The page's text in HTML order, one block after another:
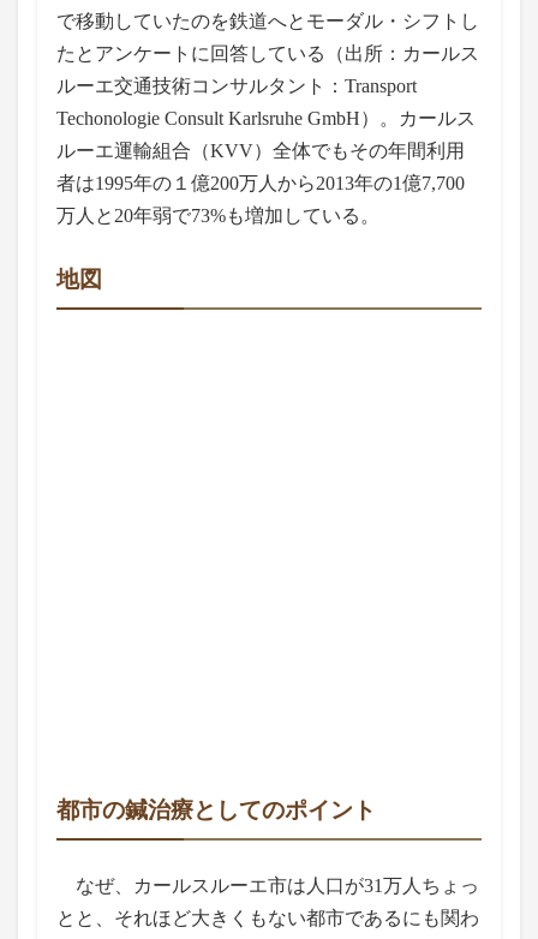
で移動していたのを鉄道へとモーダル・シフトし
たとアンケートに回答している（出所：カールス
ルーエ交通技術コンサルタント：Transport
Techonologie Consult Karlsruhe GmbH）。カールス
ルーエ運輸組合（KVV）全体でもその年間利用
者は1995年の１億200万人から2013年の1億7,700
万人と20年弱で73%も増加している。
地図
都市の鍼治療としてのポイント
なぜ、カールスルーエ市は人口が31万人ちょっ
とと、それほど大きくもない都市であるにも関わ